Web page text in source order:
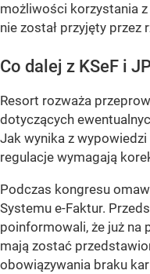
możliwości korzystania
nie został przyjęty przez
Co dalej z KSeF i
Resort rozważa
dotyczących
Jak wynika z
regulacje wymagają
Podczas kongresu
Systemu e-Faktur.
poinformowali, że już na
mają zostać
obowiązywania braku kar